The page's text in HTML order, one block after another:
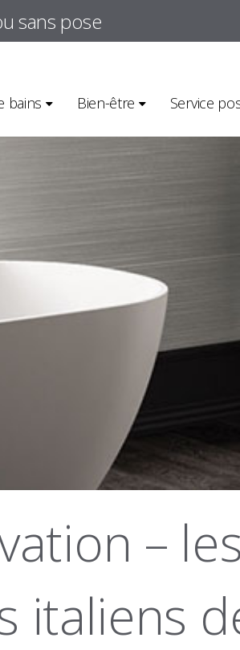
sans pose
bains Bien-être Service
–
italiens